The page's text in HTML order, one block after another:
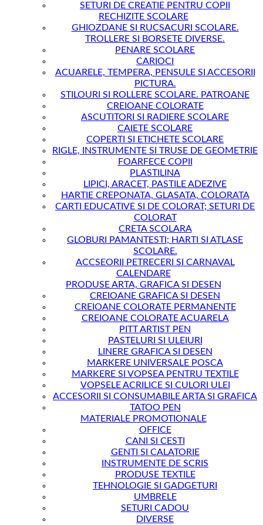
SETURI DE CREATIE PENTRU COPII
RECHIZITE SCOLARE
GHIOZDANE SI RUCSACURI SCOLARE.
TROLLERE SI BORSETE DIVERSE.
PENARE SCOLARE
CARIOCI
ACUARELE, TEMPERA, PENSULE SI ACCESORII
PICTURA.
STILOURI SI ROLLERE SCOLARE. PATROANE
CREIOANE COLORATE
ASCUTITORI SI RADIERE SCOLARE
CAIETE SCOLARE
COPERTI SI ETICHETE SCOLARE
RIGLE, INSTRUMENTE SI TRUSE DE GEOMETRIE
FOARFECE COPII
PLASTILINA
LIPICI, ARACET, PASTILE ADEZIVE
HARTIE CREPONATA, GLASATA, COLORATA
CARTI EDUCATIVE SI DE COLORAT; SETURI DE
COLORAT
CRETA SCOLARA
GLOBURI PAMANTESTI; HARTI SI ATLASE
SCOLARE.
ACCSEORII PETRECERI SI CARNAVAL
CALENDARE
PRODUSE ARTA, GRAFICA SI DESEN
CREIOANE GRAFICA SI DESEN
CREIOANE COLORATE PERMANENTE
CREIOANE COLORATE ACUARELA
PITT ARTIST PEN
PASTELURI SI ULEIURI
LINERE GRAFICA SI DESEN
MARKERE UNIVERSALE POSCA
MARKERE SI VOPSEA PENTRU TEXTILE
VOPSELE ACRILICE SI CULORI ULEI
ACCESORII SI CONSUMABILE ARTA SI GRAFICA
TATOO PEN
MATERIALE PROMOTIONALE
OFFICE
CANI SI CESTI
GENTI SI CALATORIE
INSTRUMENTE DE SCRIS
PRODUSE TEXTILE
TEHNOLOGIE SI GADGETURI
UMBRELE
SETURI CADOU
DIVERSE